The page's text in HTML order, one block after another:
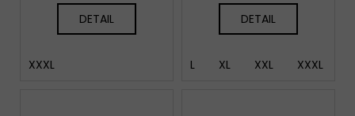
DETAIL
XXXL
DETAIL
L XL XXL XXXL